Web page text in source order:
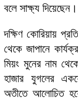
বলে সাক্ষ্য দিয়েছেন।
দক্ষিণ কোরিয়ায়
থেকে জাপানে
মিয়ং মুনের নাম
হাজার যুগলের
অতীতে আলোচিত